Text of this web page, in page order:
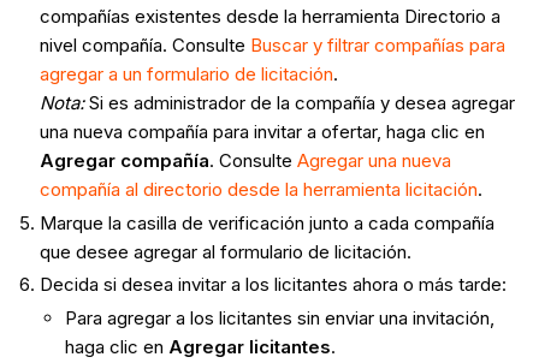
compañías existentes desde la herramienta Directorio a
nivel compañía. Consulte Buscar y filtrar compañías para
agregar a un formulario de licitación.
Nota:Si es administrador de la compañía y desea agregar
una nueva compañía para invitar a ofertar, haga clic en
Agregar compañía. Consulte Agregar una nueva
compañía al directorio desde la herramienta licitación.
Marque la casilla de verificación junto a cada compañía
que desee agregar al formulario de licitación.
Decida si desea invitar a los licitantes ahora o más tarde:
Para agregar a los licitantes sin enviar una invitación,
haga clic en Agregar licitantes.